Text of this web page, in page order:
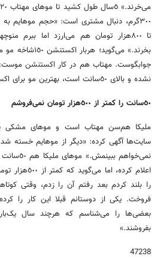
٣٠٠گرم، دنبال مشتری است: «حجم موهایم
جوابگوست. مهتاب هم در کار اکستنشن موست:
نشده و بالای ٥٠سانت است، بهترین مو برای اکستنشن.»
٥٠سانت را کمتر از ٥٠٠‌هزار تومان نمی‌فروشم
ملیکا هم‌سن مهتاب است و موهای مشکی
سایت‌ها آگهی کرده: «دیگر از موهایم خسته
نمی‌خواهم
اعلام کرده،
را بلند کردم بعد رفتم آن را زدم، وقتی
فروخت. یکی از دوستانم قبلا این کار را
بعضی‌ها را می‌شناسم که هرچند ‌سال یک‌بار
بفروشند.»
47238